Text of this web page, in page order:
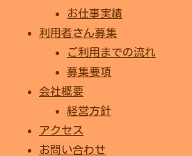
お仕事実績
利用者さん募集
ご利用までの流れ
募集要項
会社概要
経営方針
アクセス
お問い合わせ